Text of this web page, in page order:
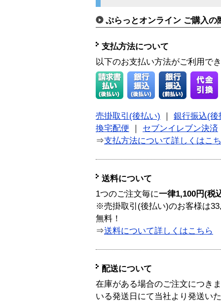
ぷらっとオンライン ご購入の
支払方法について
以下のお支払い方法がご利用で
売掛取引(後払い)
銀行振込(後
換宅配便
セブンイレブン決済
⇒支払方法について詳しくはこ
送料について
1つのご注文毎に一律1,100円(税
※売掛取引(後払い)のお客様は
無料！
⇒送料について詳しくはこちら
配送について
在庫がある場合のご注文につき
いる発送日にて当社より発送い